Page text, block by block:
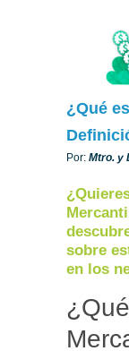
¿Qué
Por: Mtro. y
sobre
en los